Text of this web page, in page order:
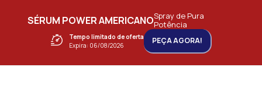
SÉRUM POWER AMERICANOSpray de Pura
Potência
Tempo limitado de oferta
Expira: 06/08/2026
PEÇA AGORA!